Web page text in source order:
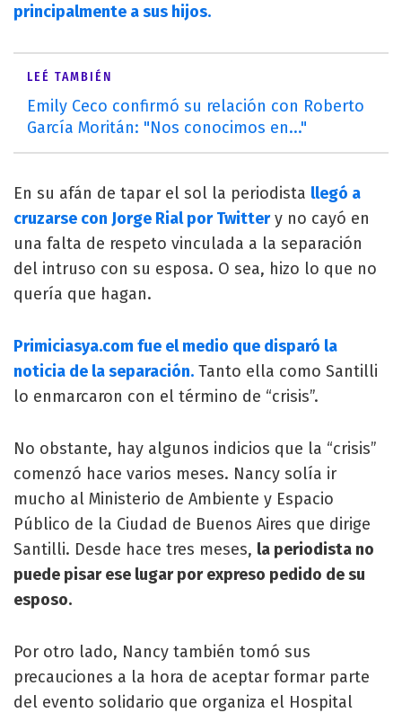
principalmente a sus hijos.
LEÉ TAMBIÉN
Emily Ceco confirmó su relación con Roberto
García Moritán: "Nos conocimos en..."
En su afán de tapar el sol la periodista llegó a
cruzarse con Jorge Rial por Twittery no cayó en
una falta de respeto vinculada a la separación
del intruso con su esposa. O sea, hizo lo que no
quería que hagan.
Primiciasya.com fue el medio que disparó la
noticia de la separación. Tanto ella como Santilli
lo enmarcaron con el término de “crisis”.
No obstante, hay algunos indicios que la “crisis”
comenzó hace varios meses. Nancy solía ir
mucho al Ministerio de Ambiente y Espacio
Público de la Ciudad de Buenos Aires que dirige
Santilli. Desde hace tres meses, la periodista no
puede pisar ese lugar por expreso pedido de su
esposo.
Por otro lado, Nancy también tomó sus
precauciones a la hora de aceptar formar parte
del evento solidario que organiza el Hospital